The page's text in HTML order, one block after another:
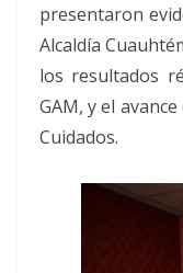
presentaron
Alcaldía
los resultados
GAM, y el
Cuidados.